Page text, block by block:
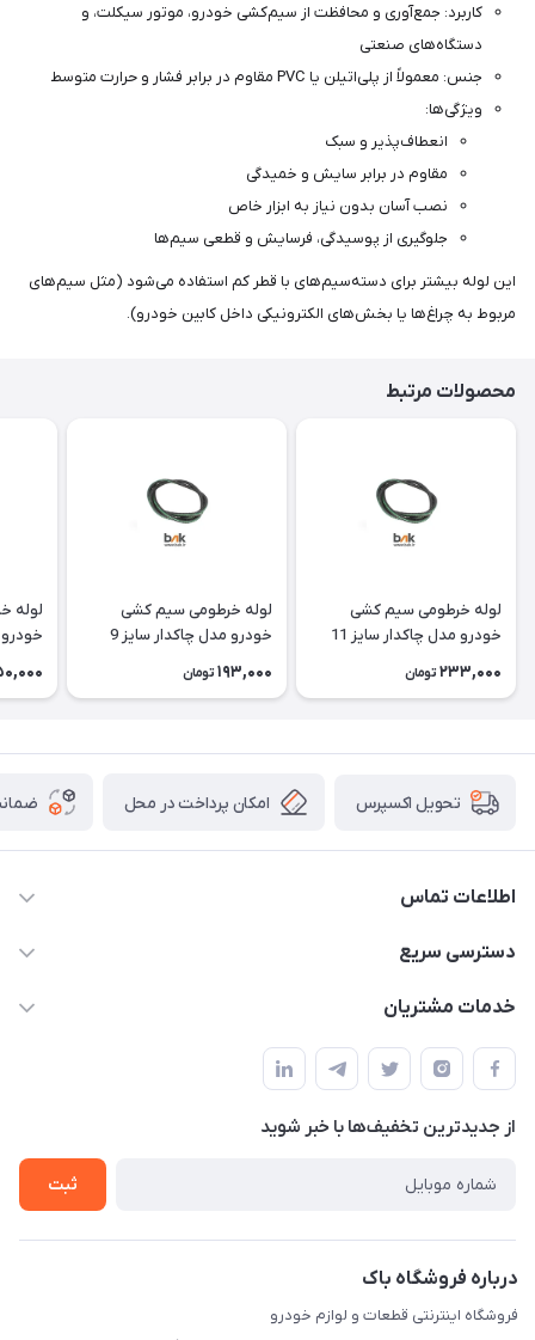
کاربرد: جمع‌آوری و محافظت از سیم‌کشی خودرو، موتور سیکلت، و
دستگاه‌های صنعتی
جنس: معمولاً از پلی‌اتیلن یا PVC مقاوم در برابر فشار و حرارت متوسط
ویژگی‌ها:
انعطاف‌پذیر و سبک
مقاوم در برابر سایش و خمیدگی
نصب آسان بدون نیاز به ابزار خاص
جلوگیری از پوسیدگی، فرسایش و قطعی سیم‌ها
این لوله بیشتر برای دسته‌سیم‌های با قطر کم استفاده می‌شود (مثل سیم‌های
مربوط به چراغ‌ها یا بخش‌های الکترونیکی داخل کابین خودرو).
محصولات مرتبط
لوله خرطومی سیم کشی
خودرو مدل چاکدار سایز 11
233,000 تومان
لوله خرطومی سیم کشی
خودرو مدل چاکدار سایز 9
193,000 تومان
لوله
تحویل اکسپرس امکان پرداخت در محل
اطلاعات تماس
09021000855
دسترسی سریع
حساب کاربری
لیست محصولات
درباره ما
خدمات مشتریان
قوانین و مقررات
حریم خصوصی
راهنما
از جدید‌ترین تخفیف‌ها با‌ خبر شوید
ثبت
درباره فروشگاه باک
فروشگاه اینترنتی قطعات و لوازم خودرو